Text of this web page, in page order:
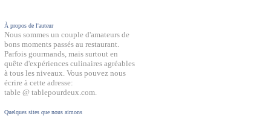
À propos de l'auteur
Nous sommes un couple d'amateurs de
bons moments passés au restaurant.
Parfois gourmands, mais surtout en
quête d'expériences culinaires agréables
à tous les niveaux. Vous pouvez nous
écrire à cette adresse:
table @ tablepourdeux.com.
Quelques sites que nous aimons